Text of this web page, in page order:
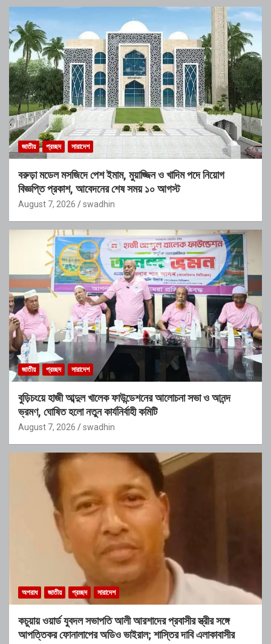
জাতীয় প্রচ্ছদ সারাদেশ
বরুড়া মডেল মসজিদে পেশ ইমাম, মুয়াজ্জিন ও খাদিম পদে নিয়োগ
বিজ্ঞপ্তি প্রকাশ, আবেদনের শেষ সময় ১০ আগস্ট
August 7, 2026 swadhin
জাতীয় প্রচ্ছদ সারাদেশ
বুড়িচংয়ে হাজী আব্দুল খালেক ফাউন্ডেশনের আলোচনা সভা ও আনন্দ
ভ্রমণ, ঘোষিত হলো নতুন কার্যনির্বাহী কমিটি
August 7, 2026 swadhin
অপরাধ জাতীয় প্রচ্ছদ সারাদেশ
কচুয়ায় ওয়ার্ড যুবদল সভাপতি আলী আরশাদের প্রবাসীর স্ত্রীর সঙ্গে
আপত্তিকর ফোনালাপের অডিও ভাইরাল; শাস্তির দাবি এলাকাবাসীর